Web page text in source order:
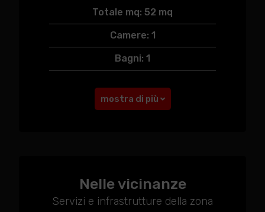
Totale mq: 52 mq
Camere: 1
Bagni: 1
mostra di più
Nelle vicinanze
Servizi e infrastrutture della zona